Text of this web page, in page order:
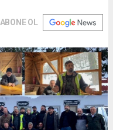
ABONE OL